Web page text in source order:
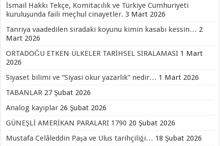
İsmail Hakkı Tekçe, Komitacılık ve Türkiye Cumhuriyeti
kuruluşunda faili meçhul cinayetler. 3 Mart 2026
Tanrıya vaadedilen sıradaki koyunu kimin kasabı kessin… 2
Mart 2026
ORTADOĞU ETKEN ÜLKELER TARİHSEL SIRALAMASI 1 Mart
2026
Siyaset bilimi ve “Siyasi okur yazarlık” nedir… 1 Mart 2026
TABANLAR 27 Şubat 2026
Analog kayıplar 26 Şubat 2026
GÜNEŞLİ AMERİKAN PARALARI 1790 20 Şubat 2026
Mustafa Celâleddin Paşa ve Ulus tarihçiliği… 18 Şubat 2026